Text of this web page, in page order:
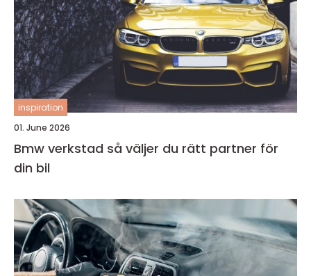
inspiration
01. June 2026
Bmw verkstad så väljer du rätt partner för
din bil